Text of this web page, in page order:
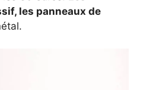
les panneaux de